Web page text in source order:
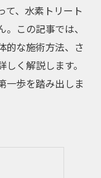
て、水素トリート
この記事では、
的な施術方法、さ
く解説します。
一歩を踏み出しま